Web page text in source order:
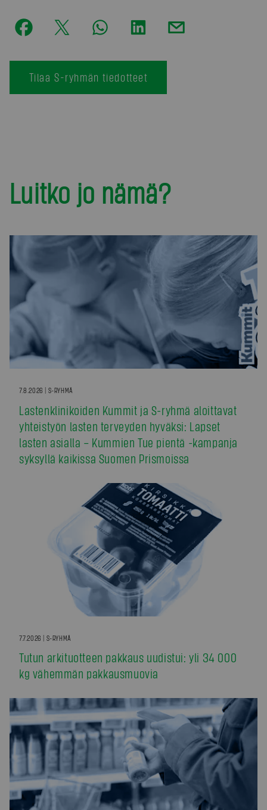
Tilaa S-ryhmän tiedotteet
Luitko jo nämä?
7.8.2026 | S-RYHMÄ
Lastenklinikoiden Kummit ja S-ryhmä aloittavat
yhteistyön lasten terveyden hyväksi: Lapset
lasten asialla – Kummien Tue pientä -kampanja
syksyllä kaikissa Suomen Prismoissa
7.7.2026 | S-RYHMÄ
Tutun arkituotteen pakkaus uudistui: yli 34 000
kg vähemmän pakkausmuovia